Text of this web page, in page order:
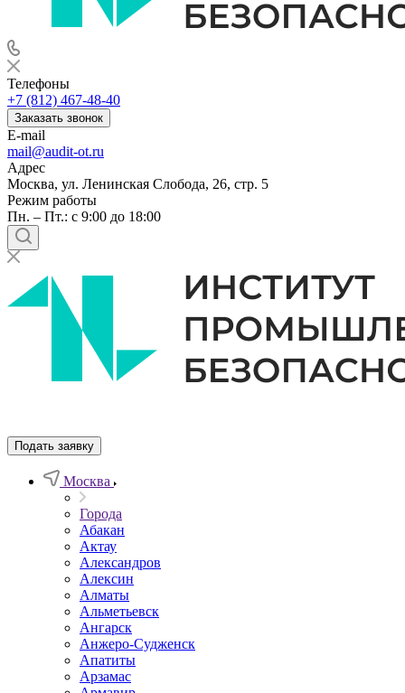
Телефоны
+7 (812) 467-48-40
Заказать звонок
E-mail
mail@audit-ot.ru
Адрес
Москва, ул. Ленинская Слобода, 26, стр. 5
Режим работы
Пн. – Пт.: с 9:00 до 18:00
Подать заявку
Москва
Города
Абакан
Актау
Александров
Алексин
Алматы
Альметьевск
Ангарск
Анжеро-Судженск
Апатиты
Арзамас